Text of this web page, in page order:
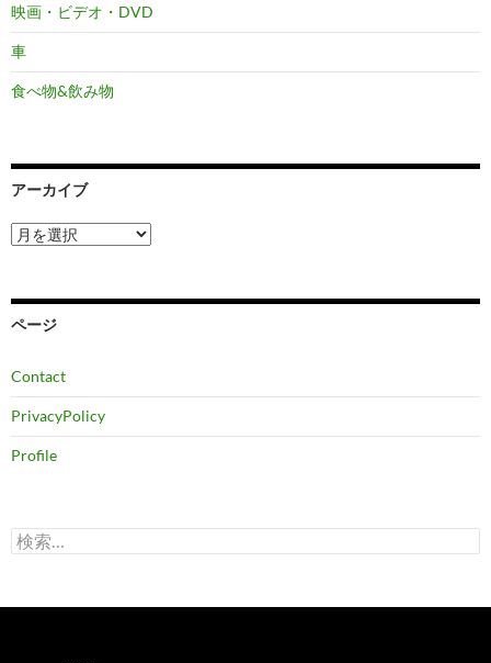
映画・ビデオ・DVD
車
食べ物&飲み物
アーカイブ
ア
ー
ブ
ページ
Contact
PrivacyPolicy
Profile
検
索: